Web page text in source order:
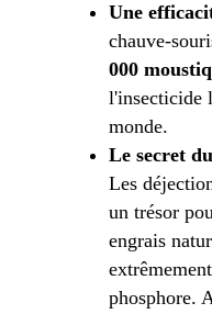
Une
chauve-
000
l'insecticide
monde.
Le secret
Les
un trésor
engrais
phosphore.